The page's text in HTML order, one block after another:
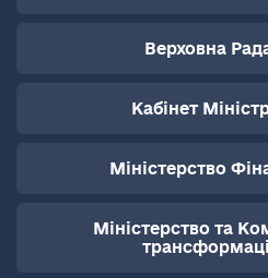
Верховна
Кабінет
Міністерство
Міністерство та